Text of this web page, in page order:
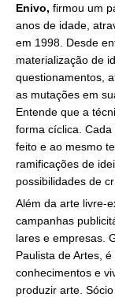
Enivo, firmou um
anos de idade,
em 1998. Desde
materialização de
questionamentos,
as mutações em
Entende que a
forma cíclica.
feito e ao mesmo
ramificações de
possibilidades de
Além da arte livre-
campanhas
lares e empresas.
Paulista de Artes,
conhecimentos e
produzir arte.